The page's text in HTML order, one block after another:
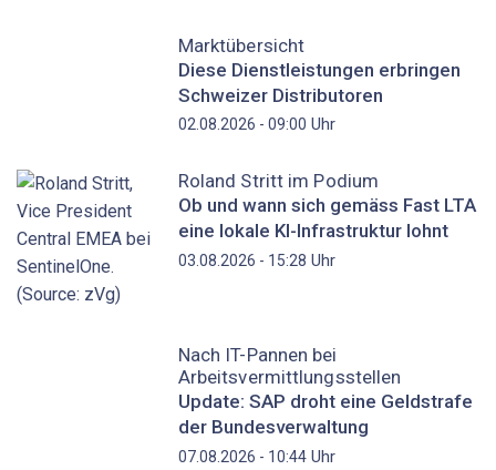
Marktübersicht
Diese Dienstleistungen erbringen
Schweizer Distributoren
02.08.2026 - 09:00 Uhr
Roland Stritt im Podium
Ob und wann sich gemäss Fast LTA
eine lokale KI-Infrastruktur lohnt
03.08.2026 - 15:28 Uhr
Nach IT-Pannen bei
Arbeitsvermittlungsstellen
Update: SAP droht eine Geldstrafe
der Bundesverwaltung
07.08.2026 - 10:44Uhr